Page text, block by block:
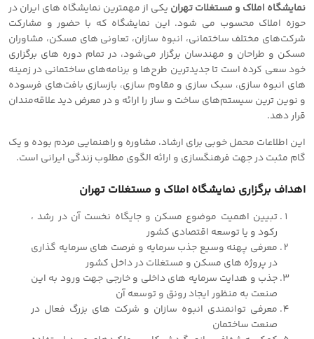
نمایشگاه املاک و مستغلات تهران یکی از مهمترین نمایشگاه های ایران در
حوزه املاک محسوب می شود. این نمایشگاه که با حضور و مشارکت
شرکت‌های مختلف ساختمانی، انبوه سازان، تعاونی های مسکن، مشاوران
مسکن و طراحان و مهندسان برگزار می‌شود، در تمام دوره های برگزاری
خود سعی کرده است تا جدیدترین طرح‌ها و برنامه‌های ساختمانی در زمینه
های انبوه سازی، سبک سازی و مقاوم سازی، بازسازی بافت‌های فرسوده
و نوین ترین سیستم‌های ساخت و ساز را ارائه و در معرض دید علاقه‌مندان
قرار دهد.
این اطلاعات محمل خوبی برای ارشاد، مشاوره و راهنمایی مردم بوده و یک
گام مثبت در جهت فرهنگسازی و ارائه الگوی مطلوب زندگی ایرانی است.
اهداف برگزاری نمایشگاه املاک و مستغلات تهران
تبیین اهمیت موضوع مسکن و جایگاه نخست آن در رشد ،
رکود و یا توسعه اقتصادی کشور
معرفی پهنه وسیع جذب سرمایه و فرصت های سرمایه گذاری
در پروژه های مسکن و مستغلات در داخل کشور
جذب و هدایت سرمایه های داخلی و خارجی جهت ورود به این
صنعت به منظور ایجاد رونق و توسعه آن
معرفی توانمندی انبوه سازان و شرکت های بزرگ فعال در
صنعت ساختمان